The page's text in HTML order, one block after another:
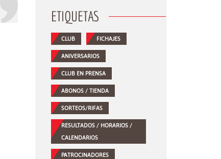
ETIQUETAS
CLUB FICHAJES
ANIVERSARIOS
CLUB EN PRENSA
ABONOS / TIENDA
SORTEOS/RIFAS
RESULTADOS / HORARIOS /
CALENDARIOS
PATROCINADORES